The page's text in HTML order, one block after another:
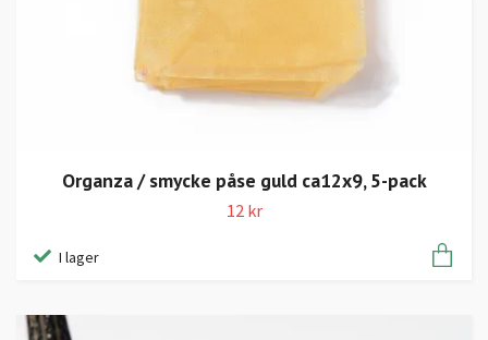
Organza / smycke påse guld ca12x9, 5-pack
12 kr
I lager